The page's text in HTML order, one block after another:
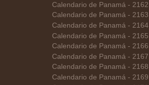
Calendario de Panamá - 2162
Calendario de Panamá - 2163
Calendario de Panamá - 2164
Calendario de Panamá - 2165
Calendario de Panamá - 2166
Calendario de Panamá - 2167
Calendario de Panamá - 2168
Calendario de Panamá - 2169